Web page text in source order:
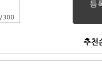
/300
추천